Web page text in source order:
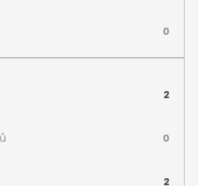
0
2
0
2